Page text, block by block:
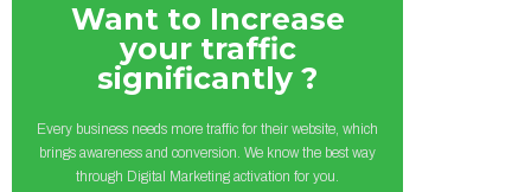
Want to Increase
your traffic
significantly ?
Every business needs more traffic for their website, which
brings awareness and conversion. We know the best way
through Digital Marketing activation for you.